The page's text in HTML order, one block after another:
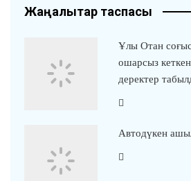
Жаңалықтар таспасы
Ұлы Отан
ошарсыз
деректер
Автодүкен